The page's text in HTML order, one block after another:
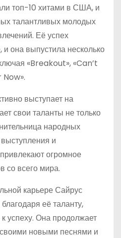
топ-10 хитами в США, и
талантливых молодых
Её успех
она выпустила несколько
«Breakout», «Can’t
выступает на
свои таланты не только
народных
и
огромное
со всего мира.
карьере Сайрус
её таланту,
успеху. Она продолжает
новыми песнями и